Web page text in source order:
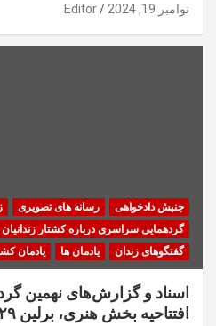
نوامبر 19, 2024 Editor
جنبش دادخواهی رسانه های تصویری
گردهمایی سراسری درباره کشتار
گفتگوهای زندان
یادمان ها یادمان
اسناد و گزارش‌های نهمین
افتتاحیه بخش هنری، برلین ۲۹ سپتامبر ۲۰۲۳